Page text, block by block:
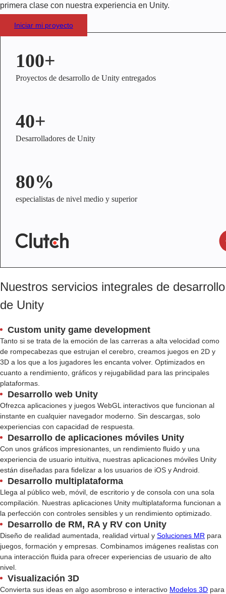
primera clase con nuestra experiencia en Unity.
Iniciar mi proyecto
100+
Proyectos de desarrollo de Unity entregados
40+
Desarrolladores de Unity
80%
especialistas de nivel medio y superior
Nuestros servicios integrales de desarrollo
de Unity
Custom unity game development
Tanto si se trata de la emoción de las carreras a alta velocidad como
de rompecabezas que estrujan el cerebro, creamos juegos en 2D y
3D a los que a los jugadores les encanta volver. Optimizados en
cuanto a rendimiento, gráficos y rejugabilidad para las principales
plataformas.
Desarrollo web Unity
Ofrezca aplicaciones y juegos WebGL interactivos que funcionan al
instante en cualquier navegador moderno. Sin descargas, solo
experiencias con capacidad de respuesta.
Desarrollo de aplicaciones móviles Unity
Con unos gráficos impresionantes, un rendimiento fluido y una
experiencia de usuario intuitiva, nuestras aplicaciones móviles Unity
están diseñadas para fidelizar a los usuarios de iOS y Android.
Desarrollo multiplataforma
Llega al público web, móvil, de escritorio y de consola con una sola
compilación. Nuestras aplicaciones Unity multiplataforma funcionan a
la perfección con controles sensibles y un rendimiento optimizado.
Desarrollo de RM, RA y RV con Unity
Diseño de realidad aumentada, realidad virtual y Soluciones MR para
juegos, formación y empresas. Combinamos imágenes realistas con
una interacción fluida para ofrecer experiencias de usuario de alto
nivel.
Visualización 3D
Convierta sus ideas en algo asombroso e interactivo Modelos 3D para